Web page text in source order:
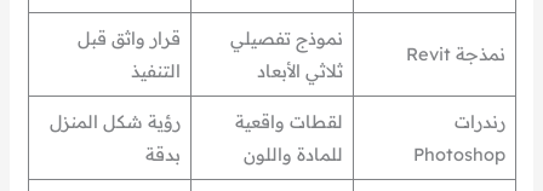
نمذجة Revit
نموذج تفصيلي
ثلاثي الأبعاد
قرار واثق قبل
التنفيذ
رندرات
Photoshop
لقطات واقعية
للمادة واللون
رؤية شكل المنزل
بدقة